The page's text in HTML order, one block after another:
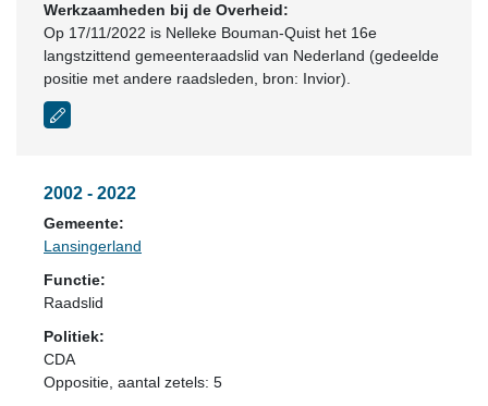
Werkzaamheden bij de Overheid:
Op 17/11/2022 is Nelleke Bouman-Quist het 16e
langstzittend gemeenteraadslid van Nederland (gedeelde
positie met andere raadsleden, bron: Invior).
2002 - 2022
Gemeente:
Lansingerland
Functie:
Raadslid
Politiek:
CDA
Oppositie , aantal zetels: 5